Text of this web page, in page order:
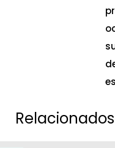
Relacionados